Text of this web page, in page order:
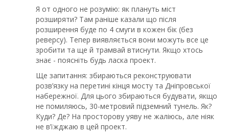
Я от одного не розумію: як плануть міст
розширяти? Там раніше казали що після
розширення буде по 4 смуги в кожен бік (без
реверсу). Тепер виявляється вони можуть все це
зробити та ще й трамвай втиснути. Якщо хтось
знає - поясніть будь ласка проект.
Ще запитання: збираються реконструювати
розв’язку на перетині кінця мосту та Дніпровської
набережної. Для цього збираються будувати, якщо
не помиляюсь, 30-метровий підземний тунель. Як?
Куди? Де? На просторову уяву не жаліюсь, але ніяк
не в’їжджаю в цей проект.